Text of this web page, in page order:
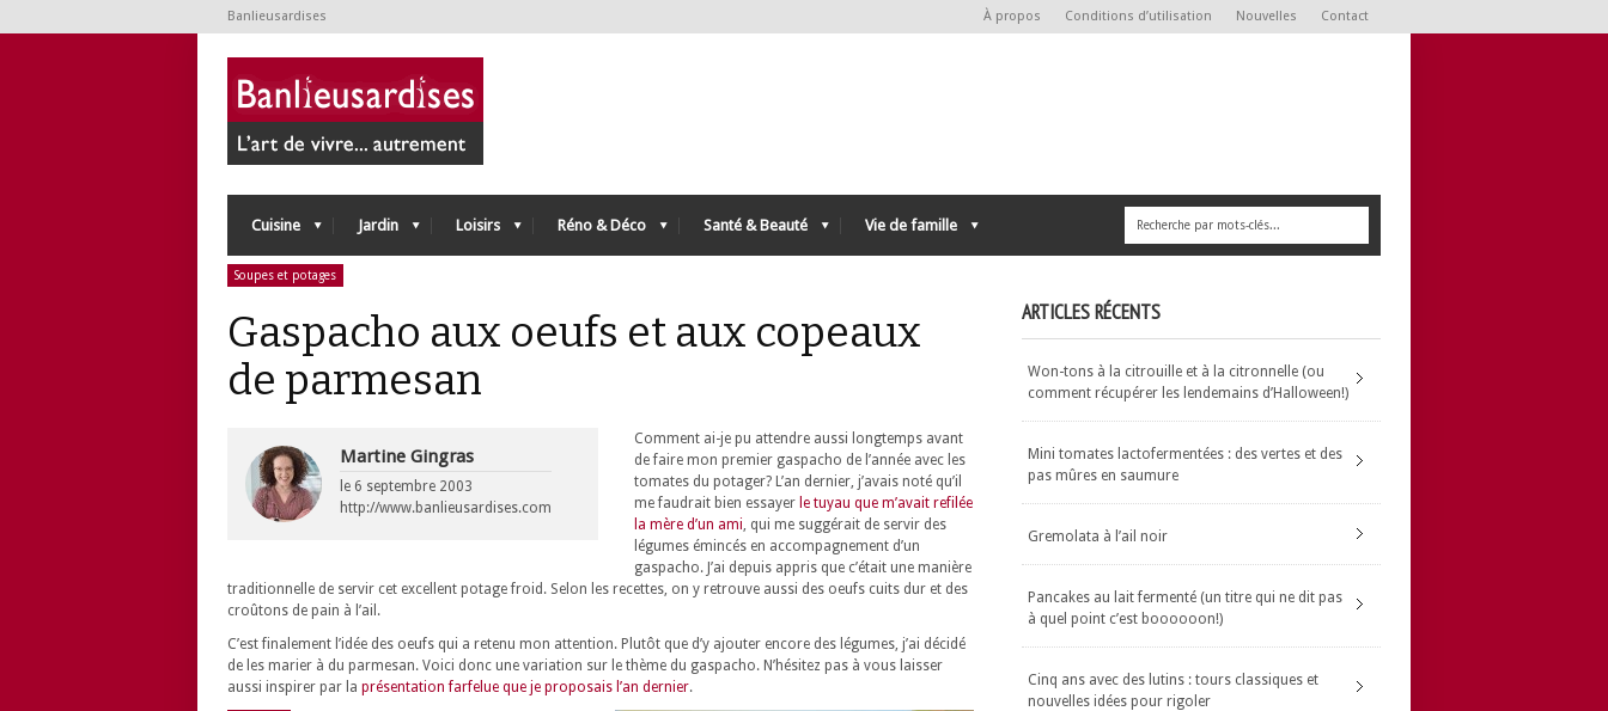
Banlieusardises À propos Conditions d’utilisation Nouvelles Contact
Cuisine Jardin Loisirs Réno & Déco Santé & Beauté Vie de famille
Soupes et potages
Gaspacho aux oeufs et aux copeaux
de parmesan
Martine Gingras
le 6 septembre 2003
http://www.banlieusardises.com
Comment ai-je pu attendre aussi longtemps avant
de faire mon premier gaspacho de l’année avec les
tomates du potager? L’an dernier, j’avais noté qu’il
me faudrait bien essayer le tuyau que m’avait refilée
la mère d’un ami, qui me suggérait de servir des
légumes émincés en accompagnement d’un
gaspacho. J’ai depuis appris que c’était une manière
traditionnelle de servir cet excellent potage froid. Selon les recettes, on y retrouve aussi des oeufs cuits dur et des
croûtons de pain à l’ail.
C’est finalement l’idée des oeufs qui a retenu mon attention. Plutôt que d’y ajouter encore des légumes, j’ai décidé
de les marier à du parmesan. Voici donc une variation sur le thème du gaspacho. N’hésitez pas à vous laisser
aussi inspirer par la présentation farfelue que je proposais l’an dernier.
ARTICLES RÉCENTS
Won-tons à la citrouille et à la citronnelle (ou
comment récupérer les lendemains d’Halloween!)
Mini tomates lactofermentées : des vertes et des
pas mûres en saumure
Gremolata à l’ail noir
Pancakes au lait fermenté (un titre qui ne dit pas
à quel point c’est boooooon!)
Cinq ans avec des lutins : tours classiques et
nouvelles idées pour rigoler